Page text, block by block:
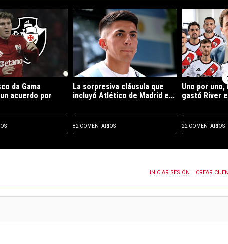
de tendencia con el título "River y Vasco da Gama llegaron a un
da Gama
un acuerdo por
Un artículo de tendencia con el título "La
La sorpresiva cláusula que
incluyó Atlético de Madrid e...
82 COMENTARIOS
Un artículo
Uno por
gastó River
22 COMENTARIOS
CUANDO SE PUBLIQUEN NUEVOS COMENTARIOSINICIAR SESIÓN CREAR